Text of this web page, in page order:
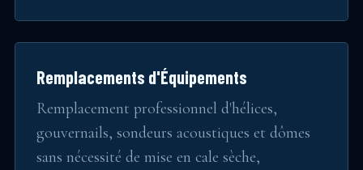
Remplacements d'Équipements
Remplacement professionnel d'hélices,
gouvernails, sondeurs acoustiques et dômes
sans nécessité de mise en cale sèche,